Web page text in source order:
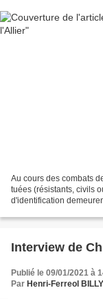
Au cours des combats
tuées (résistants, civils
d'identification
Interview de
Publié le 09/01/2021 à
Par Henri-Ferreol BILLY